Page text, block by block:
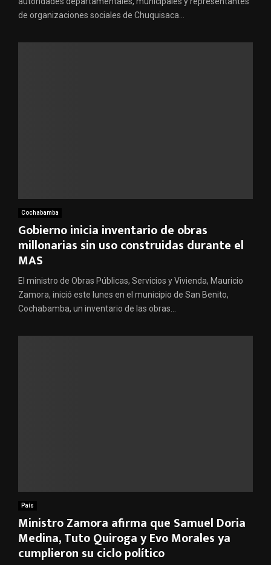
de organizaciones sociales de Chuquisaca...
Cochabamba
Gobierno inicia inventario de obras
millonarias sin uso construidas durante el
MAS
El ministro de Obras Públicas, Servicios y Vivienda, Mauricio
Zamora, inició este lunes en el municipio de San Benito,
Cochabamba, un inventario de las obras...
País
Ministro Zamora afirma que Samuel Doria
Medina, Tuto Quiroga y Evo Morales ya
cumplieron su ciclo político